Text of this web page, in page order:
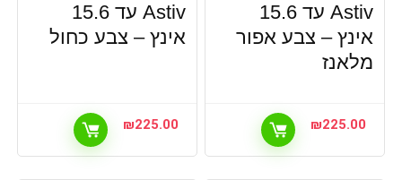
Astiv עד 15.6
אינץ – צבע אפור
מלאנז
₪225.00
Astiv עד 15.6
אינץ – צבע כחול
₪225.00